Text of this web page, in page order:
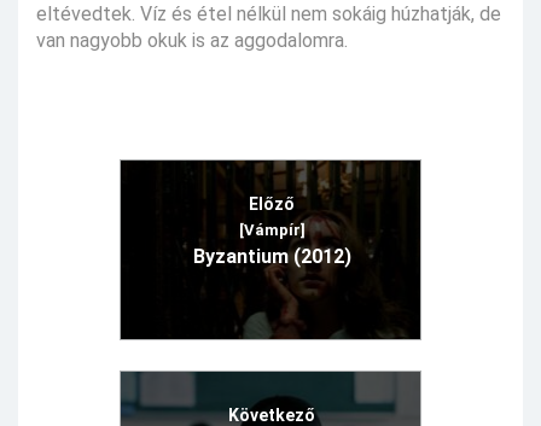
eltévedtek. Víz és étel nélkül nem sokáig húzhatják, de
van nagyobb okuk is az aggodalomra.
Előző
[Vámpír]
Byzantium (2012)
Következő